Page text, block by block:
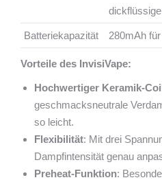
Batteriekapazität 280mAh
Vorteile des InvisiVape:
Hochwertiger Keramik-
geschmacksneutrale
so leicht.
Flexibilität: Mit drei
Dampfintensität genau
Preheat-Funktion: